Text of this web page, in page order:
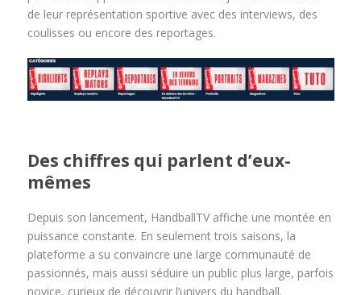
de leur représentation sportive avec des interviews, des
coulisses ou encore des reportages.
Des chiffres qui parlent d’eux-
mêmes
Depuis son lancement, HandballTV affiche une montée en
puissance constante. En seulement trois saisons, la
plateforme a su convaincre une large communauté de
passionnés, mais aussi séduire un public plus large, parfois
novice, curieux de découvrir l’univers du handball.